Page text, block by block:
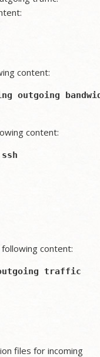
content:
outgoing
content:
following content:
traffic
files for incoming